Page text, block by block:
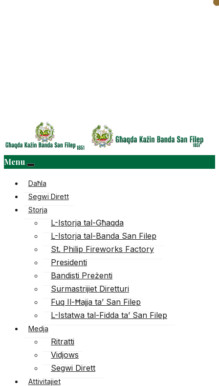
Menu
Daħla
Segwi Dirett
Storja
L-Istorja tal-Għaqda
L-Istorja tal-Banda San Filep
St. Philip Fireworks Factory
Presidenti
Bandisti Preżenti
Surmastrijiet Diretturi
Fuq Il-Ħajja ta’ San Filep
L-Istatwa tal-Fidda ta’ San Filep
Medja
Ritratti
Vidjows
Segwi Dirett
Attivitajiet